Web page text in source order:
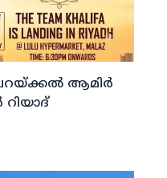
ആമിര്‍